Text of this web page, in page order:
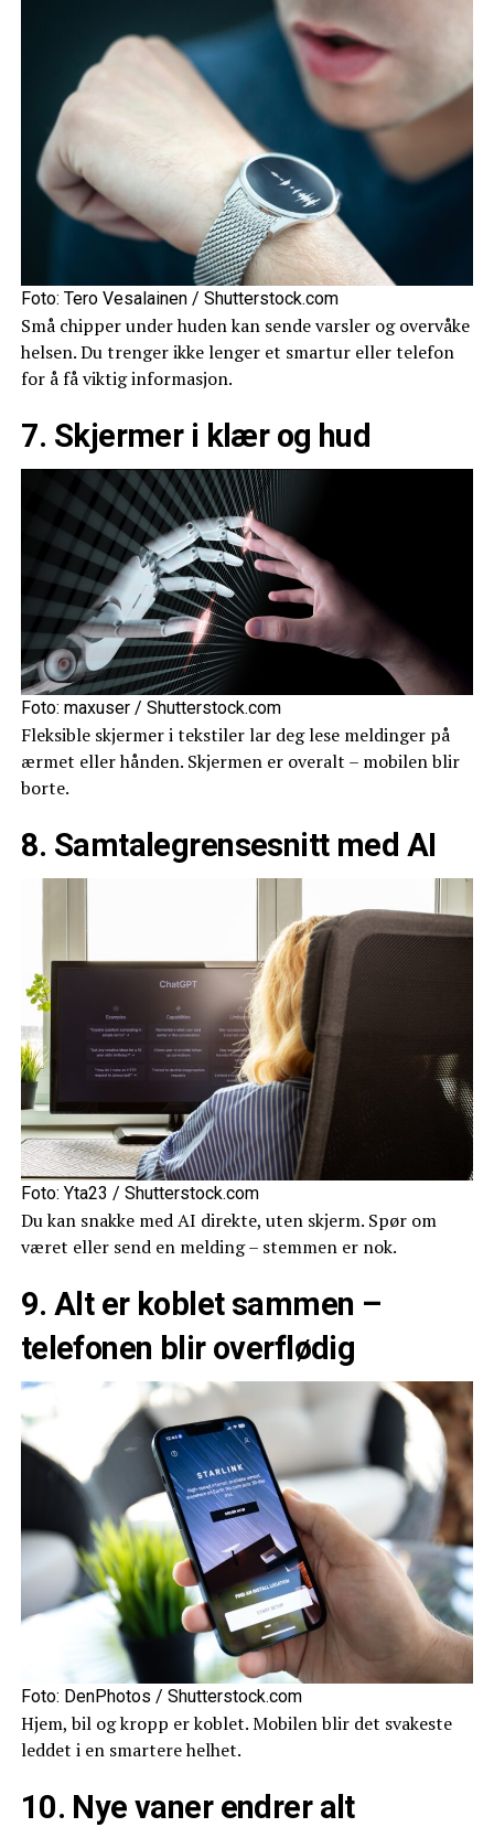
Foto: Tero Vesalainen / Shutterstock.com
Små chipper under huden kan sende varsler og overvåke
helsen. Du trenger ikke lenger et smartur eller telefon
for å få viktig informasjon.
7. Skjermer i klær og hud
Foto: maxuser / Shutterstock.com
Fleksible skjermer i tekstiler lar deg lese meldinger på
ærmet eller hånden. Skjermen er overalt – mobilen blir
borte.
8. Samtalegrensesnitt med AI
Foto: Yta23 / Shutterstock.com
Du kan snakke med AI direkte, uten skjerm. Spør om
været eller send en melding – stemmen er nok.
9. Alt er koblet sammen –
telefonen blir overflødig
Foto: DenPhotos / Shutterstock.com
Hjem, bil og kropp er koblet. Mobilen blir det svakeste
leddet i en smartere helhet.
10. Nye vaner endrer alt